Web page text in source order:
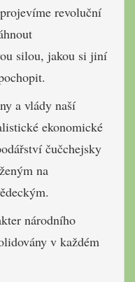
revoluční
silou, jakou si jiní
a vlády naší
ekonomické
čučchejsky
na
národního
v každém